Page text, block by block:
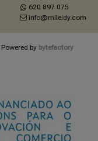
620 897 075
info@mileidy.com
by bytefactory